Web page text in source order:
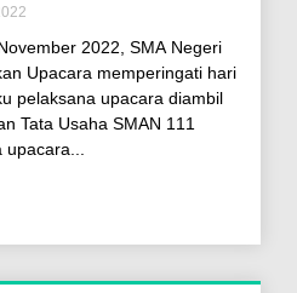
2022, SMA Negeri
Upacara memperingati hari
pelaksana upacara diambil
Tata Usaha SMAN 111